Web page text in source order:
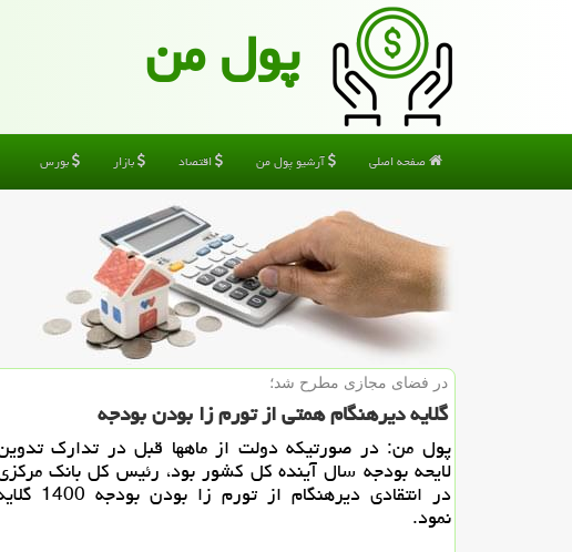
پول من
صفحه اصلی آرشیو پول من اقتصاد بازار بورس
در فضای مجازی مطرح شد؛
گلایه دیرهنگام همتی از تورم زا بودن بودجه
پول من: در صورتیکه دولت از ماهها قبل در تدارک
لایحه بودجه سال آینده کل کشور بود، رئیس کل بانک
در انتقادی دیرهنگام از تورم زا بودن
نمود.